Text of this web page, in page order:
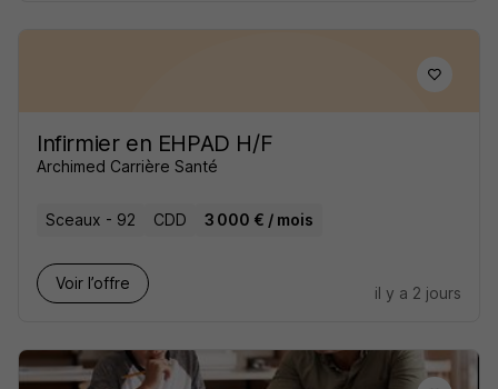
Infirmier en EHPAD H/F
Archimed Carrière Santé
Sceaux - 92 CDD 3 000 € / mois
Voir l’offre
il y a 2 jours